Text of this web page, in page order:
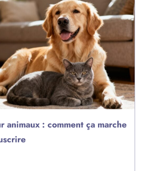
animaux : comment ça marche